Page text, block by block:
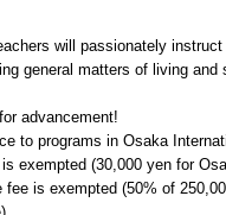
will passionately
general matters of living and
advancement!
to programs in Osaka
exempted (30,000 yen for
fee is exempted (50% of